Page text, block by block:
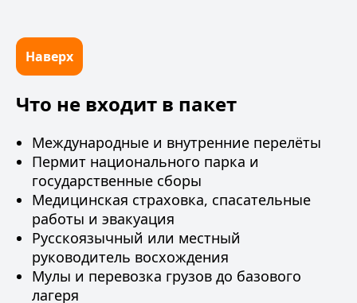
Наверх
Что не входит в пакет
Международные и внутренние перелёты
Пермит национального парка и
государственные сборы
Медицинская страховка, спасательные
работы и эвакуация
Русскоязычный или местный
руководитель восхождения
Мулы и перевозка грузов до базового
лагеря